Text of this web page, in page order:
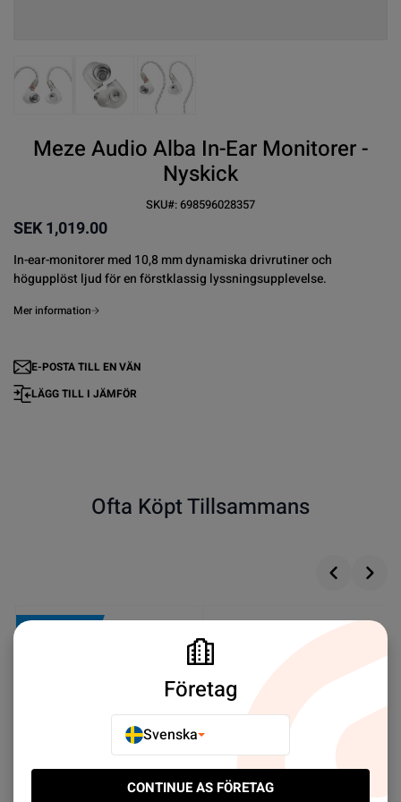
View larger imageView larger imageView larger image
Meze Audio Alba In-Ear Monitorer -
Nyskick
SKU#:698596028357
SEK 1,019.00
In-ear-monitorer med 10,8 mm dynamiska drivrutiner och
högupplöst ljud för en förstklassig lyssningsupplevelse.
Mer information
E-POSTA TILL EN VÄN
LÄGG TILL I JÄMFÖR
Ofta Köpt Tillsammans
NY PRODUKT
iPhone 13 Pro Diagnostic
BL-5C Battery 1020mAh
Företag
Svenska
CONTINUE AS FÖRETAG